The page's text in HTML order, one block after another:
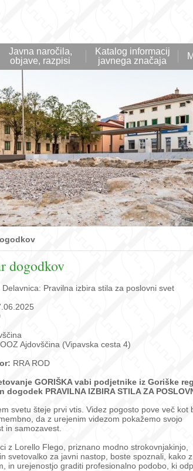
Javna naročila,
objave, razpisi
Katalog informacij
javnega značaja
dogodkov
Delavnica: Pravilna izbira stila za poslovni svet
OOZ Ajdovščina (Vipavska cesta 4)
RRA ROD
GORIŠKA vabi podjetnike iz Goriške
dogodek PRAVILNA IZBIRA STILA ZA
svetu šteje prvi vtis. Videz pogosto pove več kot
da z urejenim videzom pokažemo svojo
in samozavest.
z Lorello Flego, priznano modno strokovnjakinjo,
svetovalko za javni nastop, boste spoznali, kako z
in urejenostjo graditi profesionalno podobo, ki